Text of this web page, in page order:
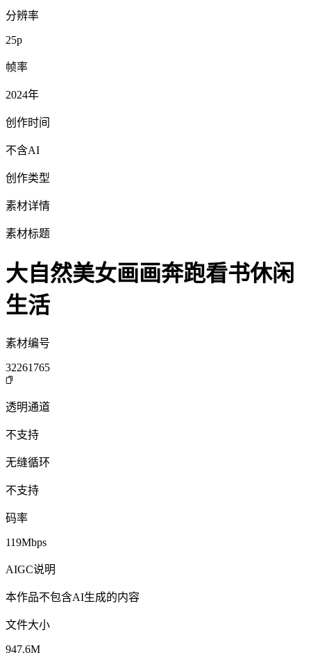
分辨率
25p
帧率
2024年
创作时间
不含AI
创作类型
素材详情
素材标题
大自然美女画画奔跑看书休闲
生活
素材编号
32261765
透明通道
不支持
无缝循环
不支持
码率
119Mbps
AIGC说明
本作品不包含AI生成的内容
文件大小
947.6M